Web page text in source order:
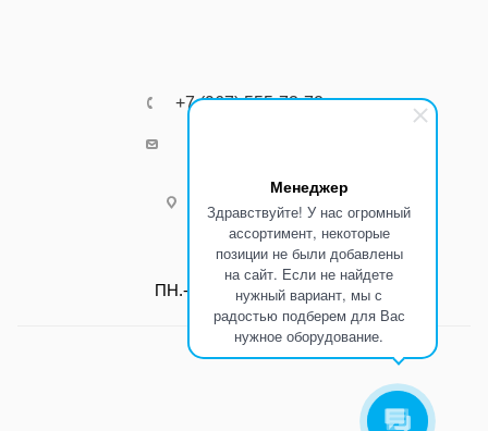
Менеджер
Здравствуйте! У нас огромный
ассортимент, некоторые
позиции не были добавлены
на сайт. Если не найдете
нужный вариант, мы с
радостью подберем для Вас
нужное оборудование.
+7 (967) 555-73-72
г.Ростов-на-Дону
Режим работы:
ПН.-ПТ.: С 8:00 до 17:00